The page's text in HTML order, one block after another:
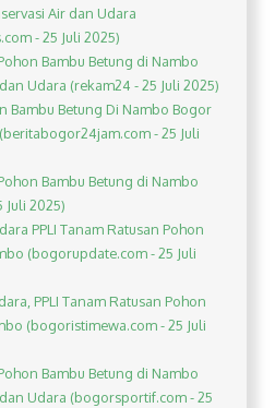
Air dan Udara
- 25 Juli 2025)
Bambu Betung di Nambo
Udara (rekam24 - 25 Juli 2025)
Bambu Betung Di Nambo Bogor
- 25 Juli
Bambu Betung di Nambo
Juli 2025)
PPLI Tanam Ratusan Pohon
(bogorupdate.com - 25 Juli
PPLI Tanam Ratusan Pohon
(bogoristimewa.com - 25 Juli
Bambu Betung di Nambo
Udara (bogorsportif.com - 25